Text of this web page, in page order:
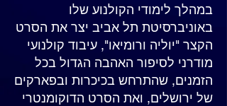
במהלך לימודי הקולנוע שלו
באוניברסיטת תל אביב יצר את הסרט
הקצר "יוליה ורומיאו", עיבוד קולנועי
מודרני לסיפור האהבה הגדול בכל
הזמנים, שהתרחש בכיכרות ובפארקים
של ירושלים, ואת הסרט הדוקומנטרי